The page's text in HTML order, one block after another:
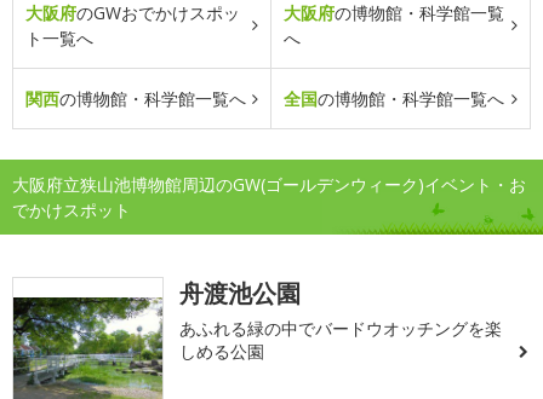
大阪府のGWおでかけスポッ
ト一覧へ
大阪府の博物館・科学館一覧
へ
関西の博物館・科学館一覧へ 全国の博物館・科学館一覧へ
大阪府立狭山池博物館周辺のGW(ゴールデンウィーク)イベント・お
でかけスポット
舟渡池公園
あふれる緑の中でバードウオッチングを楽
しめる公園